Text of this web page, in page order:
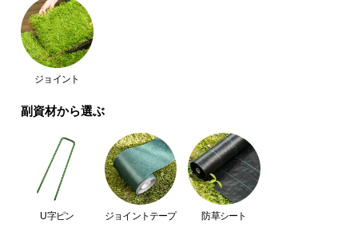
に
つ
い
て
品・
セ
ジョイント
副資材から選ぶ
U字ピン ジョイントテープ 防草シート